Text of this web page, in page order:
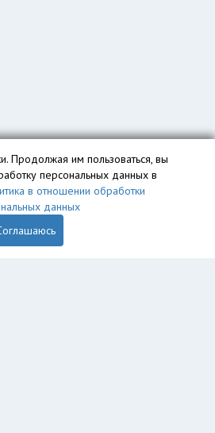
Продолжая им пользоваться, вы
персональных данных в
в отношении обработки
данных